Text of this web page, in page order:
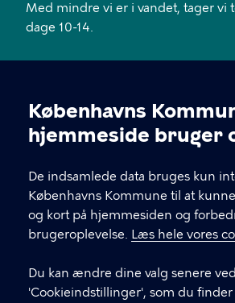
Københavns
hjemmeside bruger
De indsamlede data bruges kun
Københavns Kommune til at
og kort på hjemmesiden og
brugeroplevelse. Læs hele vores
Du kan ændre dine valg senere
'Cookieindstillinger', som du
Med mindre vi er i vandet, tager vi
dage 10-14.
Øresundsstien 7, 2300
29 28 21 17
LINKS
LinkedIn